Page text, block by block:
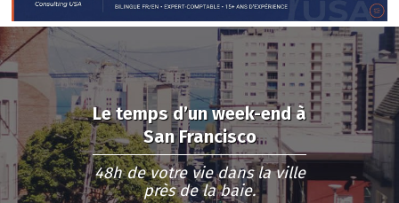
Le temps d’un week-end à
San Francisco
48h de votre vie dans la ville
près de la baie.